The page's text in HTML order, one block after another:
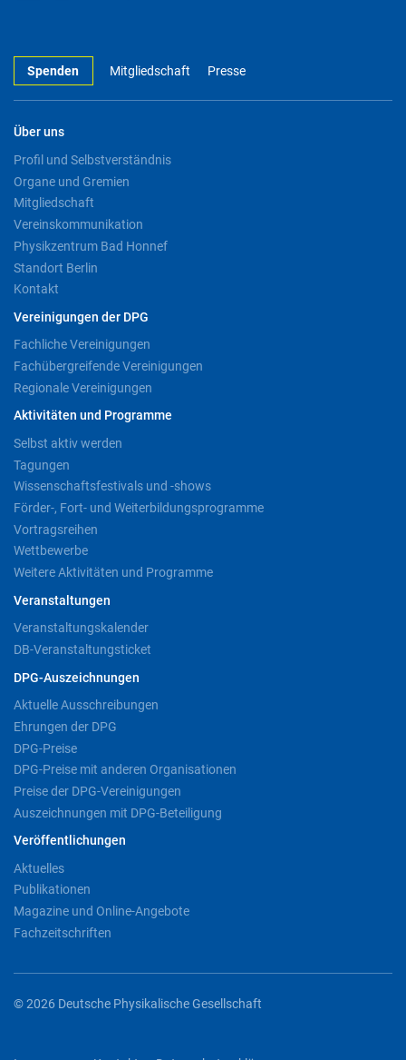
Spenden Mitgliedschaft Presse
Über uns
Profil und Selbstverständnis
Organe und Gremien
Mitgliedschaft
Vereinskommunikation
Physikzentrum Bad Honnef
Standort Berlin
Kontakt
Vereinigungen der DPG
Fachliche Vereinigungen
Fachübergreifende Vereinigungen
Regionale Vereinigungen
Aktivitäten und Programme
Selbst aktiv werden
Tagungen
Wissenschaftsfestivals und -shows
Förder-, Fort- und Weiterbildungsprogramme
Vortragsreihen
Wettbewerbe
Weitere Aktivitäten und Programme
Veranstaltungen
Veranstaltungskalender
DB-Veranstaltungsticket
DPG-Auszeichnungen
Aktuelle Ausschreibungen
Ehrungen der DPG
DPG-Preise
DPG-Preise mit anderen Organisationen
Preise der DPG-Vereinigungen
Auszeichnungen mit DPG-Beteiligung
Veröffentlichungen
Aktuelles
Publikationen
Magazine und Online-Angebote
Fachzeitschriften
© 2026 Deutsche Physikalische Gesellschaft